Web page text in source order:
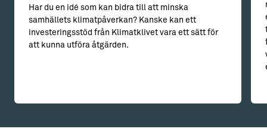
Har du en idé som kan bidra till att minska
samhällets klimatpåverkan? Kanske kan ett
investeringsstöd från Klimatklivet vara ett sätt för
att kunna utföra åtgärden.